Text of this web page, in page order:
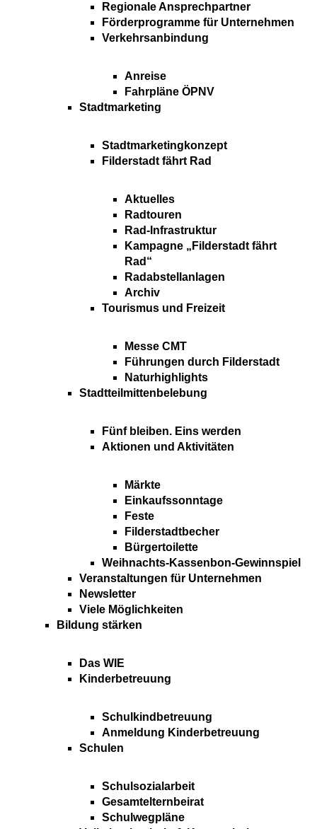
Regionale Ansprechpartner
Förderprogramme für Unternehmen
Verkehrsanbindung
Anreise
Fahrpläne ÖPNV
Stadtmarketing
Stadtmarketingkonzept
Filderstadt fährt Rad
Aktuelles
Radtouren
Rad-Infrastruktur
Kampagne „Filderstadt fährt
Rad“
Radabstellanlagen
Archiv
Tourismus und Freizeit
Messe CMT
Führungen durch Filderstadt
Naturhighlights
Stadtteilmittenbelebung
Fünf bleiben. Eins werden
Aktionen und Aktivitäten
Märkte
Einkaufssonntage
Feste
Filderstadtbecher
Bürgertoilette
Weihnachts-Kassenbon-Gewinnspiel
Veranstaltungen für Unternehmen
Newsletter
Viele Möglichkeiten
Bildung stärken
Das WIE
Kinderbetreuung
Schulkindbetreuung
Anmeldung Kinderbetreuung
Schulen
Schulsozialarbeit
Gesamtelternbeirat
Schulwegpläne